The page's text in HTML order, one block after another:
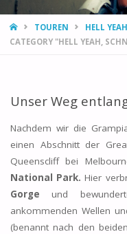
HOMETOUREN HELL
CATEGORY "HELL YEAH,
Unser Weg
Nachdem wir die
einen Abschnitt der
Queenscliff bei
National Park. Hier
Gorge und
ankommenden Wellen
(benannt nach den